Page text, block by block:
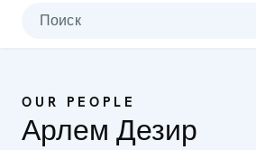
Поиск
OUR PEOPLE
Арлем Дезир